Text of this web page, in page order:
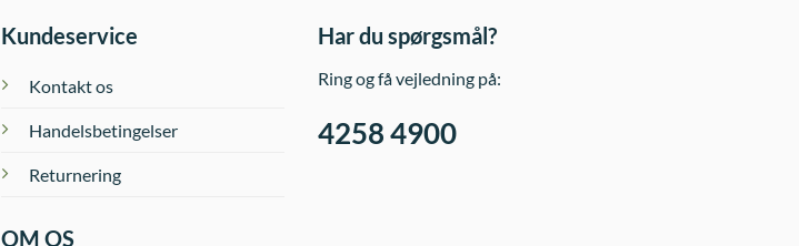
Kundeservice
Kontakt os
Handelsbetingelser
Returnering
OM OS
Har du spørgsmål?
Ring og få vejledning på:
4258 4900